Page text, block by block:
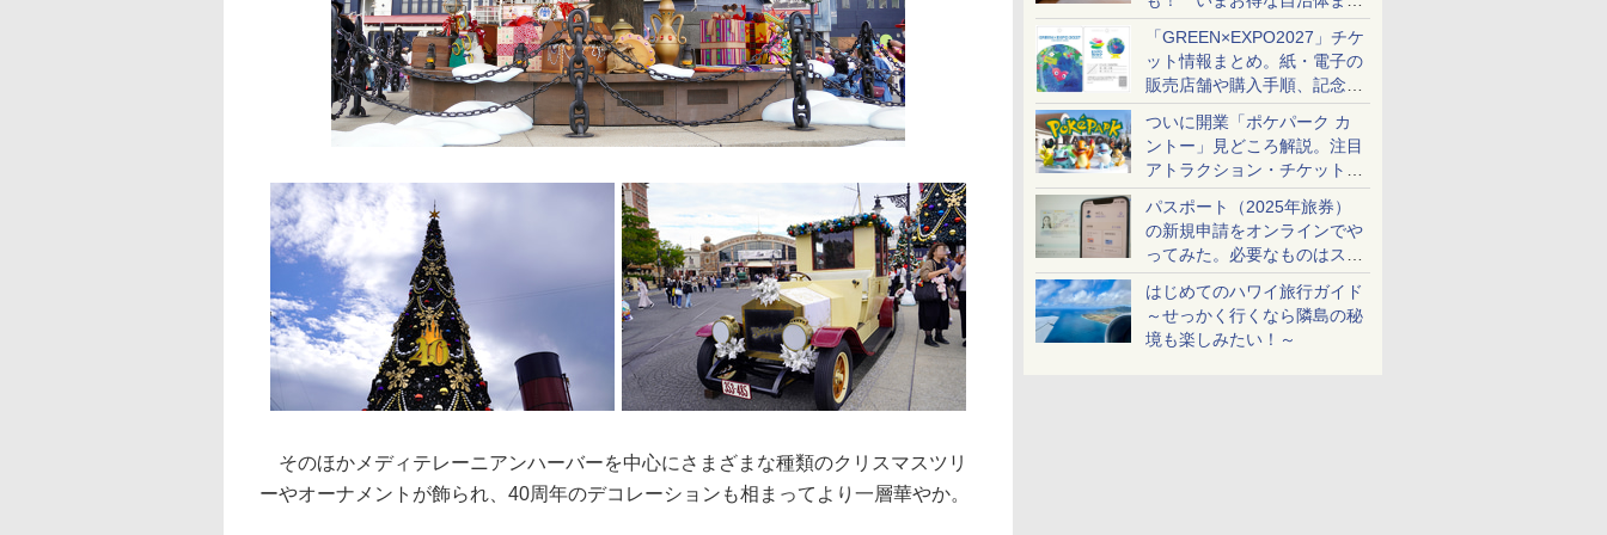
め
「GREEN×EXPO2027」チケ
ット情報まとめ。紙・電子の
販売店舗や購入手順、記念チ
ケットも解説
ついに開業「ポケパーク カ
ントー」見どころ解説。注目
アトラクション・チケット手
配・来場前に必要な準備は？
パスポート（2025年旅券）
の新規申請をオンラインでや
ってみた。必要なものはスマ
ホとマイナカードのみ
はじめてのハワイ旅行ガイド
～せっかく行くなら隣島の秘
境も楽しみたい！～
そのほかメディテレーニアンハーバーを中心にさまざまな種類のクリスマスツリ
ーやオーナメントが飾られ、40周年のデコレーションも相まってより一層華やか。